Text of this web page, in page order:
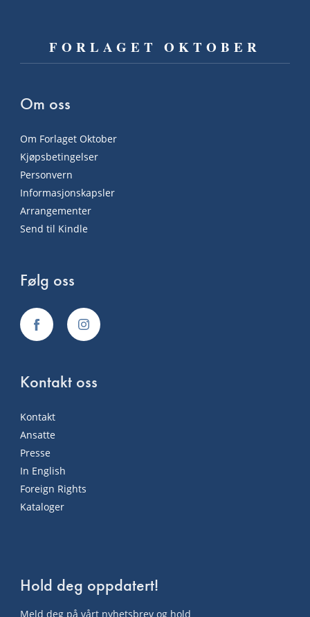
FORLAGET OKTOBER
Om oss
Om Forlaget Oktober
Kjøpsbetingelser
Personvern
Informasjonskapsler
Arrangementer
Send til Kindle
Følg oss
Kontakt oss
Kontakt
Ansatte
Presse
In English
Foreign Rights
Kataloger
Hold deg oppdatert!
Meld deg på vårt nyhetsbrev og hold